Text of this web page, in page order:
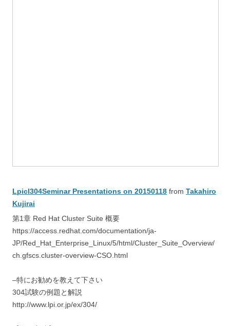
Lpicl304Seminar Presentations on 20150118 from Takahiro
Kujirai
第1章 Red Hat Cluster Suite 概要
https://access.redhat.com/documentation/ja-
JP/Red_Hat_Enterprise_Linux/5/html/Cluster_Suite_Overview/
ch.gfscs.cluster-overview-CSO.html
–特にお勧めを教えて下さい
304試験の例題と解説
http://www.lpi.or.jp/ex/304/